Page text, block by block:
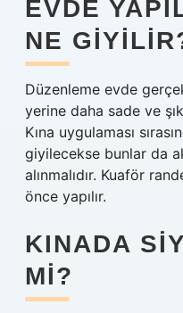
EVDE
NE
Düzenleme evde
yerine daha sade ve
Kına uygulaması
giyilecekse bunlar da
alınmalıdır. Kuaför
önce yapılır.
KINADA
MI?